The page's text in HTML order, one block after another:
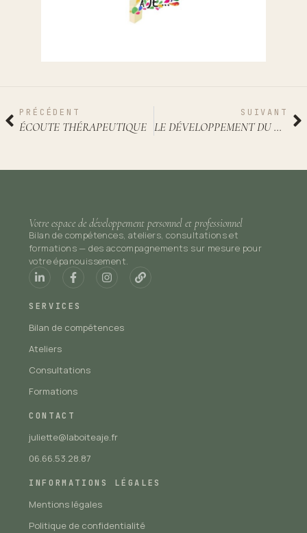
PRÉCÉDENT
ÉCOUTE THÉRAPEUTIQUE
SUIVANT
LE DÉVELOPPEMENT DU CERVEAU À LA LUMIÈRE DES NEUROSCIENCES
Votre espace de développement personnel et professionnel
Bilan de compétences, ateliers, consultations et
formations — des accompagnements sur mesure pour
votre épanouissement.
SERVICES
Bilan de compétences
Ateliers
Consultations
Formations
CONTACT
juliette@laboiteaje.fr
06.66.53.28.87
INFORMATIONS LÉGALES
Mentions légales
Politique de confidentialité